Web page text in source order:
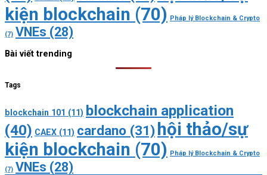
kiện blockchain (70) Pháp lý Blockchain & Crypto
(7) VNEs (28)
Bài viết trending
Tags
blockchain 101 (11) blockchain application
(40) CAEX (11) cardano (31)hội thảo/sự
kiện blockchain (70) Pháp lý Blockchain & Crypto
(7) VNEs (28)